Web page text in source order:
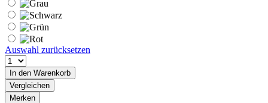
Auswahl zurücksetzen
In den Warenkorb
Vergleichen
Merken